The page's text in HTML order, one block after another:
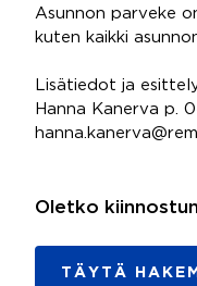
Asunnon parveke
kuten kaikki
Lisätiedot ja
Hanna Kanerva p.
Oletko
TÄYTÄ